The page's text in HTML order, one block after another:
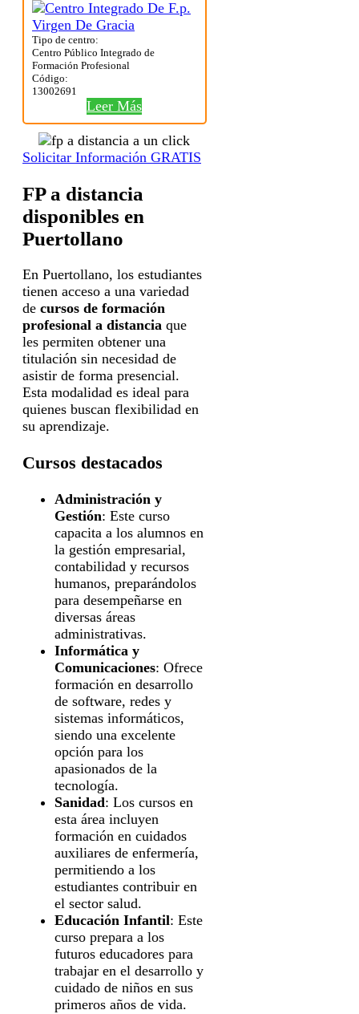
Tipo de centro:
Centro Público Integrado de
Formación Profesional
Código:
13002691
Leer Más
Solicitar Información GRATIS
FP a distancia
disponibles en
Puertollano
En Puertollano, los estudiantes
tienen acceso a una variedad
de cursos de formación
profesional a distancia que
les permiten obtener una
titulación sin necesidad de
asistir de forma presencial.
Esta modalidad es ideal para
quienes buscan flexibilidad en
su aprendizaje.
Cursos destacados
Administración y
Gestión: Este curso
capacita a los alumnos en
la gestión empresarial,
contabilidad y recursos
humanos, preparándolos
para desempeñarse en
diversas áreas
administrativas.
Informática y
Comunicaciones: Ofrece
formación en desarrollo
de software, redes y
sistemas informáticos,
siendo una excelente
opción para los
apasionados de la
tecnología.
Sanidad: Los cursos en
esta área incluyen
formación en cuidados
auxiliares de enfermería,
permitiendo a los
estudiantes contribuir en
el sector salud.
Educación Infantil: Este
curso prepara a los
futuros educadores para
trabajar en el desarrollo y
cuidado de niños en sus
primeros años de vida.